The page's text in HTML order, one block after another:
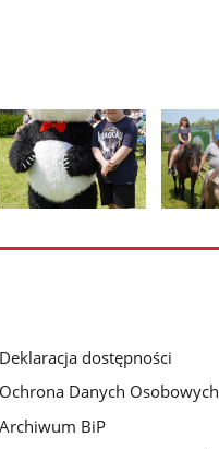
Deklaracja dostępności
Ochrona Danych Osobowych
Archiwum BiP